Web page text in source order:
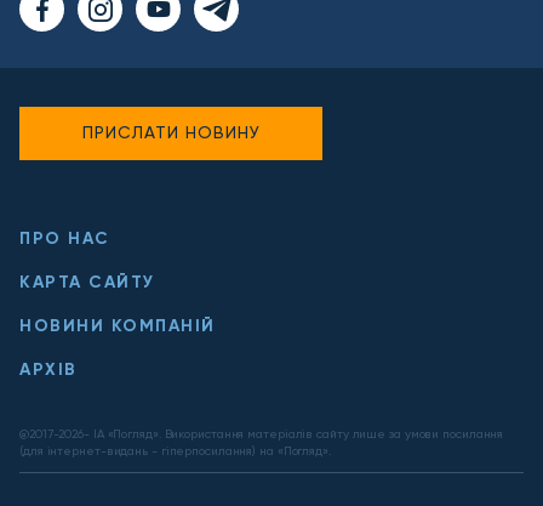
ПРО НАС
КАРТА САЙТУ
НОВИНИ КОМПАНІЙ
АРХІВ
@2017-2026- ІА «Погляд». Використання матеріалів сайту лише за умови посилання
(для інтернет-видань - гіперпосилання) на «Погляд».
ПРИСЛАТИ НОВИНУ